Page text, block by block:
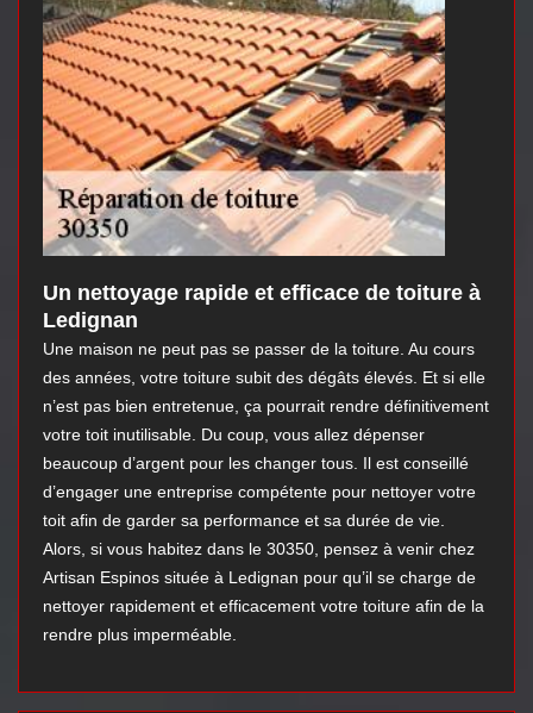
Un nettoyage rapide et efficace de toiture à
Ledignan
Une maison ne peut pas se passer de la toiture. Au cours
des années, votre toiture subit des dégâts élevés. Et si elle
n’est pas bien entretenue, ça pourrait rendre définitivement
votre toit inutilisable. Du coup, vous allez dépenser
beaucoup d’argent pour les changer tous. Il est conseillé
d’engager une entreprise compétente pour nettoyer votre
toit afin de garder sa performance et sa durée de vie.
Alors, si vous habitez dans le 30350, pensez à venir chez
Artisan Espinos située à Ledignan pour qu’il se charge de
nettoyer rapidement et efficacement votre toiture afin de la
rendre plus imperméable.